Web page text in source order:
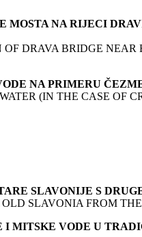
NA RIJECI
DRAVA BRIDGE
NA PRIMERU
(IN THE CASE OF
SLAVONIJE S
SLAVONIA FROM
MITSKE VODE U